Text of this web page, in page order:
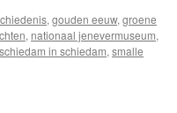
, gouden eeuw, groene
, nationaal jenevermuseum,
schiedam in schiedam, smalle